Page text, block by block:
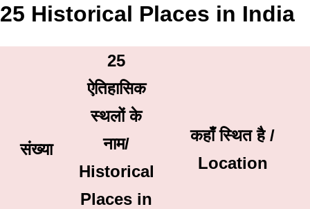
25 Historical Places in India
संख्या
25
ऐतिहासिक
स्थलों के
नाम/
Historical
Places in
कहाँ स्थित है /
Location